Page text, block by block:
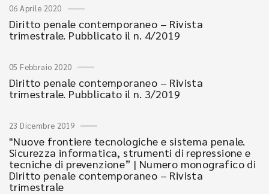
06 Aprile 2020
Diritto penale contemporaneo – Rivista
trimestrale. Pubblicato il n. 4/2019
05 Febbraio 2020
Diritto penale contemporaneo – Rivista
trimestrale. Pubblicato il n. 3/2019
23 Dicembre 2019
"Nuove frontiere tecnologiche e sistema penale.
Sicurezza informatica, strumenti di repressione e
tecniche di prevenzione” | Numero monografico di
Diritto penale contemporaneo – Rivista
trimestrale